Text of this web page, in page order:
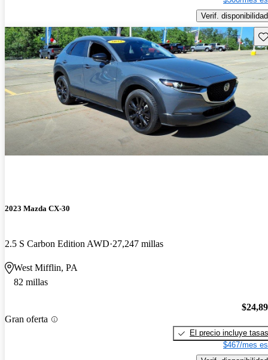
Verif. disponibilidad
2023 Mazda CX-30
2.5 S Carbon Edition AWD 27,247 millas
West Mifflin, PA
82 millas
Gran oferta
El precio incluye tasas
$467/mes